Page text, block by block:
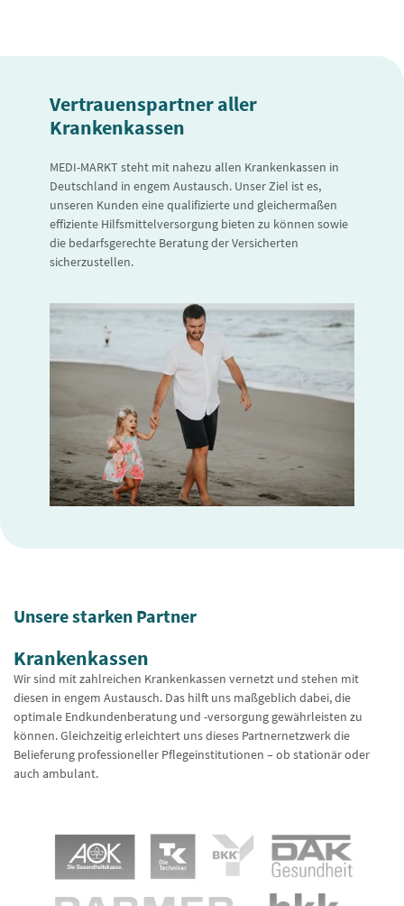
Vertrauenspartner aller
Krankenkassen
MEDI-MARKT steht mit nahezu allen Krankenkassen in
Deutschland in engem Austausch. Unser Ziel ist es,
unseren Kunden eine qualifizierte und gleichermaßen
effiziente Hilfsmittelversorgung bieten zu können sowie
die bedarfsgerechte Beratung der Versicherten
sicherzustellen.
Unsere starken Partner
Krankenkassen
Wir sind mit zahlreichen Krankenkassen vernetzt und stehen mit
diesen in engem Austausch. Das hilft uns maßgeblich dabei, die
optimale Endkundenberatung und -versorgung gewährleisten zu
können. Gleichzeitig erleichtert uns dieses Partnernetzwerk die
Belieferung professioneller Pflegeinstitutionen – ob stationär oder
auch ambulant.